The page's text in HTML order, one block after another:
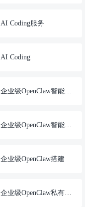
AI Coding服务
AI Coding
企业级OpenClaw智能体搭建
企业级OpenClaw智能体开发
企业级OpenClaw搭建
企业级OpenClaw私有化部署方案